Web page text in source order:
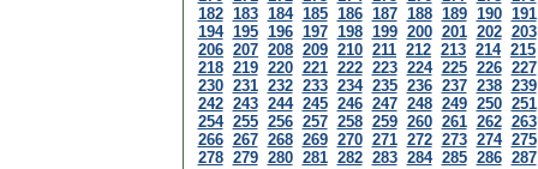
182 183 184 185 186 187 188 189 190 191
194 195 196 197 198 199 200 201 202 203
206 207 208 209 210 211 212 213 214 215
218 219 220 221 222 223 224 225 226 227
230 231 232 233 234 235 236 237 238 239
242 243 244 245 246 247 248 249 250 251
254 255 256 257 258 259 260 261 262 263
266 267 268 269 270 271 272 273 274 275
278 279 280 281 282 283 284 285 286 287